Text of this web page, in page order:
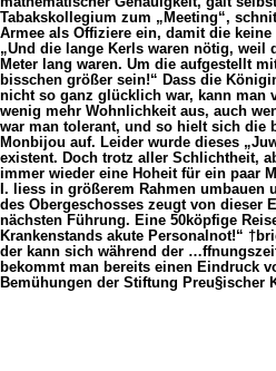
Tabakskollegium zum „Meeting“,
Armee als Offiziere ein, damit die
„Und die lange Kerls waren nötig, weil
Meter lang waren. Um die aufgestellt
bisschen größer sein!“ Dass die
nicht so ganz glücklich war, kann man
wenig mehr Wohnlichkeit aus, auch
war man tolerant, und so hielt sich die
Monbijou auf. Leider wurde dieses
existent. Doch trotz aller Schlichtheit,
immer wieder eine Hoheit für ein paar
I. liess in größerem Rahmen
des Obergeschosses zeugt von dieser
nächsten Führung. Eine 50köpfige
Krankenstands akute Personalnot!“
der kann sich während der
bekommt man bereits einen Eindruck
Bemühungen der Stiftung